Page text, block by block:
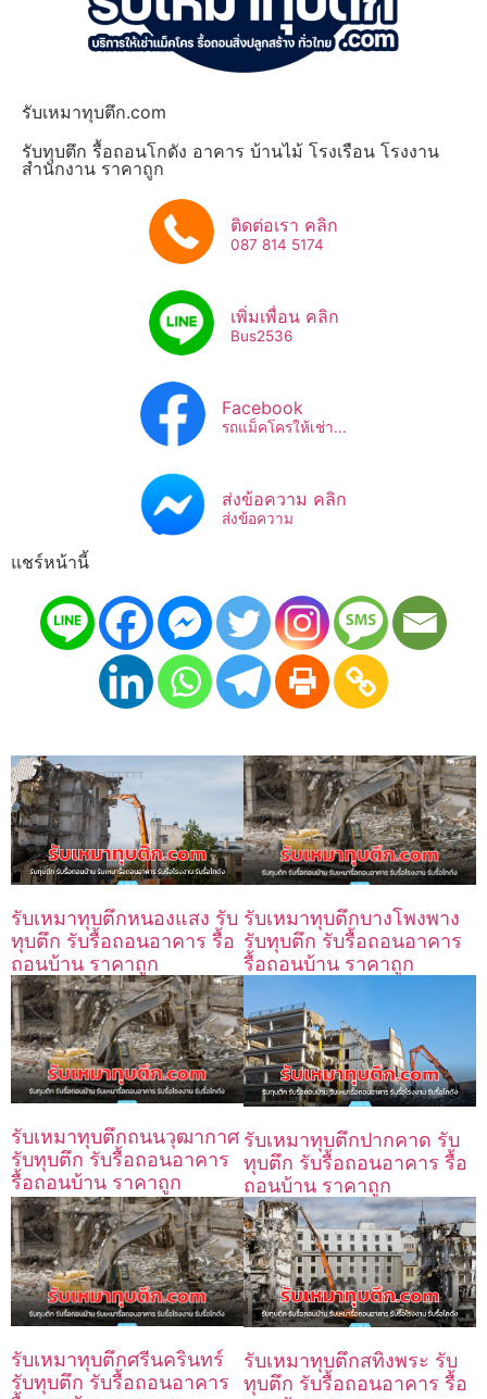
รับเหมาทุบตึก.com
รับทุบตึก รื้อถอนโกดัง อาคาร บ้านไม้ โรงเรือน โรงงาน
สำนักงาน ราคาถูก
ติดต่อเรา คลิก
087 814 5174
เพิ่มเพื่อน คลิก
Bus2536​
Facebook
รถแม็คโครให้เช่า...
ส่งข้อความ คลิก
ส่งข้อความ
แชร์หน้านี้
รับเหมาทุบตึกหนองแสง รับ
ทุบตึก รับรื้อถอนอาคาร รื้อ
ถอนบ้าน ราคาถูก
รับเหมาทุบตึกบางโพงพาง
รับทุบตึก รับรื้อถอนอาคาร
รื้อถอนบ้าน ราคาถูก
รับเหมาทุบตึกถนนวุฒากาศ
รับทุบตึก รับรื้อถอนอาคาร
รื้อถอนบ้าน ราคาถูก
รับเหมาทุบตึกปากคาด รับ
ทุบตึก รับรื้อถอนอาคาร รื้อ
ถอนบ้าน ราคาถูก
รับเหมาทุบตึกศรีนครินทร์
รับทุบตึก รับรื้อถอนอาคาร
รับเหมาทุบตึกสทิงพระ รับ
ทุบตึก รับรื้อถอนอาคาร รื้อ